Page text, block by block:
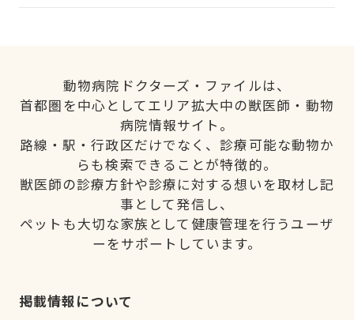
動物病院ドクターズ・ファイルは、
首都圏を中心としてエリア拡大中の獣医師・動物
病院情報サイト。
路線・駅・行政区だけでなく、診療可能な動物か
らも検索できることが特徴的。
獣医師の診療方針や診療に対する想いを取材し記
事として発信し、
ペットも大切な家族として健康管理を行うユーザ
ーをサポートしています。
掲載情報について